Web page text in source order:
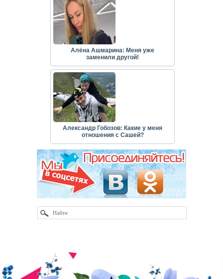
Алёна Ашмарина: Меня уже
заменили другой!
Александр Гобозов: Какие у меня
отношения с Сашей?